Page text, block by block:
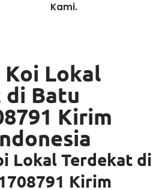
Kami.
Lokal
Batu
Kirim
Lokal Terdekat di
Kirim